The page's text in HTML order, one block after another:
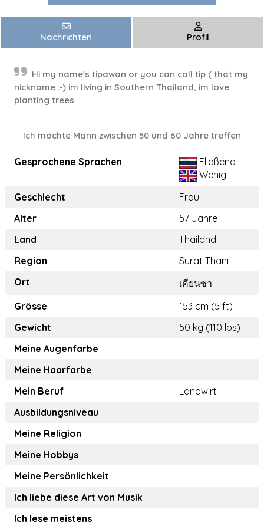
Nachrichten Profil
Hi my name's tipawan or you can call tip ( that my
nickname :⁠-⁠) im living in Southern Thailand, im love
planting trees
Ich möchte Mann zwischen 50 und 60 Jahre treffen
Gesprochene Sprachen
Fließend
Wenig
Geschlecht
Frau
Alter
57 Jahre
Land
Thailand
Region
Surat Thani
Ort
เคียนซา
Grösse
153 cm (5 ft)
Gewicht
50 kg (110 lbs)
Meine Augenfarbe
Meine Haarfarbe
Mein Beruf
Landwirt
Ausbildungsniveau
Meine Religion
Meine Hobbys
Meine Persönlichkeit
Ich liebe diese Art von Musik
Ich lese meistens